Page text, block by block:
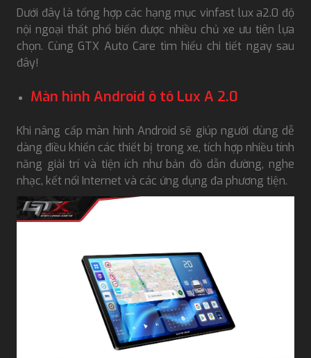
Dưới đây là tổng hợp các hạng mục vinfast lux a2.0 độ
nội ngoại thất phổ biến được nhiều chủ xe ưu tiên lựa
chọn. Cùng GTX Auto Care tìm hiểu chi tiết ngay sau
đây!
Màn hình Android ô tô Lux A 2.0
Khi nâng cấp màn hình Android sẽ giúp người dùng dễ
dàng điều khiển các thiết bị trong xe, tích hợp nhiều tính
năng giải trí và tiện ích như bản đồ dẫn đường, nghe
nhạc, kết nối Internet và các ứng dụng đa phương tiện.